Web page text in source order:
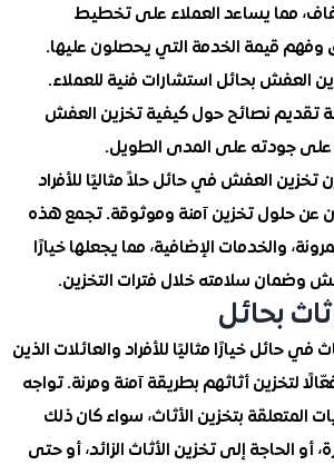
العملاء على تخطيط
الخدمة التي يحصلون عليها.
استشارات فنية للعملاء.
حول كيفية تخزين العفش
على المدى الطويل.
في حائل حلاً مثاليًا للأفراد
تخزين آمنة وموثوقة. تجمع هذه
الإضافية، مما يجعلها خيارًا
سلامته خلال فترات التخزين.
مثاليًا للأفراد والعائلات الذين
أثاثهم بطريقة آمنة ومرنة. تواجه
بتخزين الأثاث، سواء كان ذلك
إلى تخزين الأثاث الزائد، أو حتى